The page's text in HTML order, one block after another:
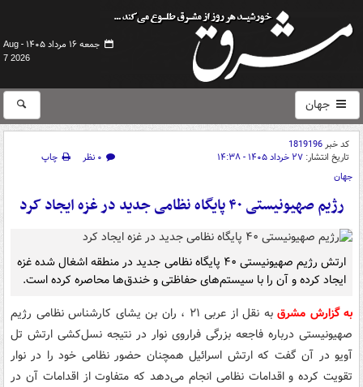
جمعه ۱۶ مرداد ۱۴۰۵ -
Aug
7 2026
جهان
کد خبر1819196
تاریخ انتشار: ۲۷ خرداد ۱۴۰۵ - ۱۴:۳۸ ۰ نظر
چاپ
جهان
رژیم صهیونیستی ۴۰ پایگاه نظامی جدید در غزه ایجاد کرد
ارتش رژیم صهیونیستی ۴۰ پایگاه نظامی جدید در منطقه اشغال شده غزه
ایجاد کرده و آن را با سیستم‌های حفاظتی و خندق‌ها محاصره کرده‌ است.
به گزارش مشرق
به نقل از عربی ۲۱ ، ران بن یشای کارشناس نظامی رژیم
صهیونیستی درباره فاجعه بزرگی فراروی نوار در نتیجه نسل‌کشی ارتش تل
آویو در آن گفت که ارتش اسرائیل همچنان حضور نظامی خود را در نوار
تقویت کرده و اقدامات نظامی انجام می‌دهد که متفاوت از اقدامات آن در